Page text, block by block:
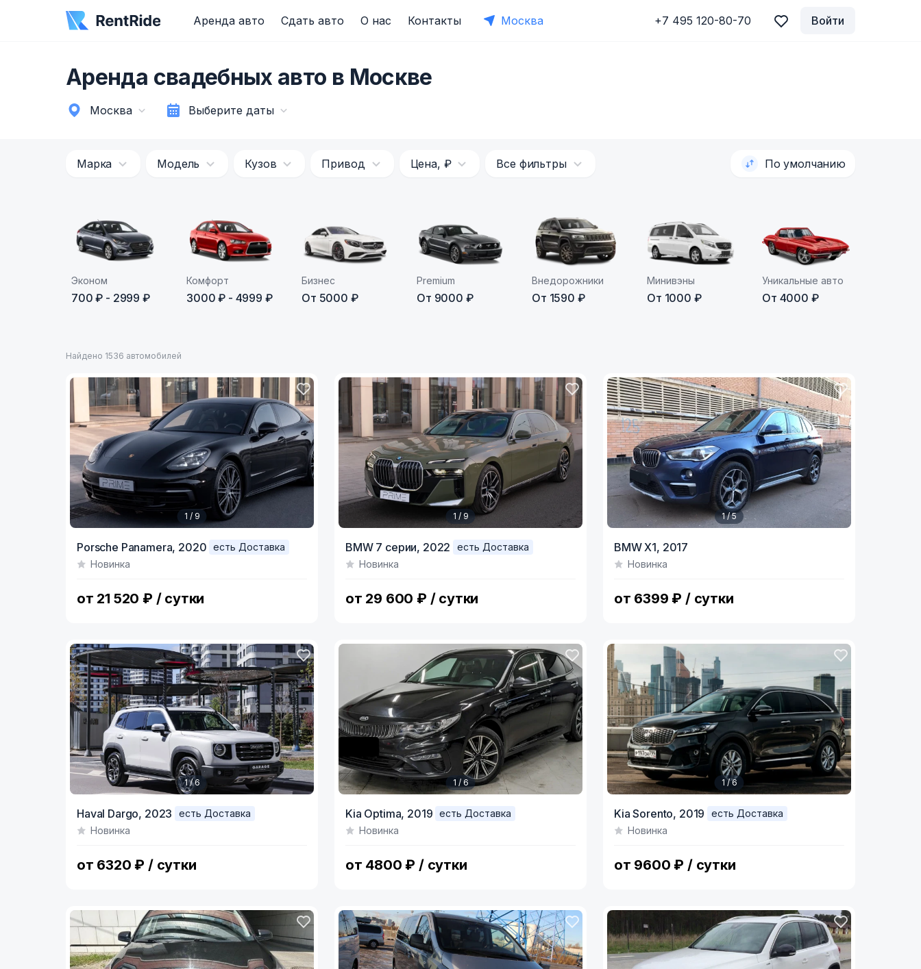
Аренда авто Сдать авто О нас Контакты Москва +7 495 120-80-70 Войти
Аренда свадебных авто в Москве
Москва Выберите даты
Марка Модель Кузов Привод Цена, ₽ Все фильтры По умолчанию
Эконом
700 ₽ - 2999 ₽
Комфорт
3000 ₽ - 4999 ₽
Бизнес
От 5000 ₽
Premium
От 9000 ₽
Внедорожники
От 1590 ₽
Минивэны
От 1000 ₽
Уникальные авто
От 4000 ₽
Найдено 1536 автомобилей
of
1 / 9
Porsche Panamera, 2020
есть Доставка
Новинка
от 21 520 ₽ / сутки
of
1 / 9
BMW 7 серии, 2022
есть Доставка
Новинка
от 29 600 ₽ / сутки
of
1 / 5
BMW X1, 2017
Новинка
от 6399 ₽ / сутки
of
1 / 6
Haval Dargo, 2023
есть Доставка
Новинка
от 6320 ₽ / сутки
of
1 / 6
Kia Optima, 2019
есть Доставка
Новинка
от 4800 ₽ / сутки
of
1 / 6
Kia Sorento, 2019
есть Доставка
Новинка
от 9600 ₽ / сутки